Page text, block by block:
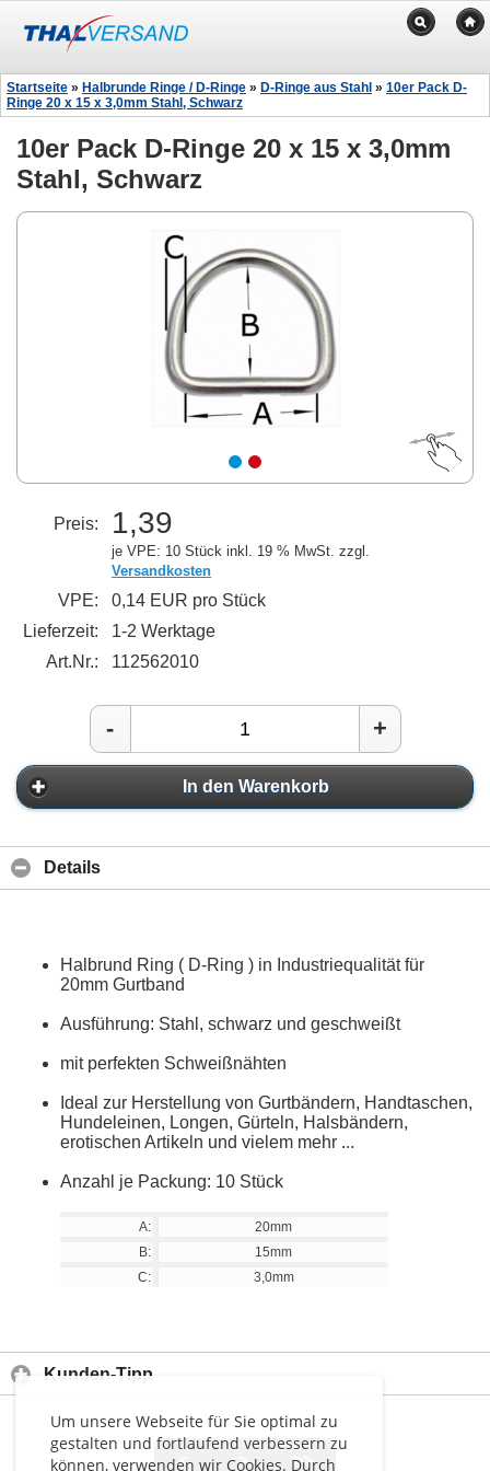
Um unsere Webseite für Sie optimal zu
gestalten und fortlaufend verbessern zu
können, verwenden wir Cookies. Durch
Startseite » Halbrunde Ringe / D-Ringe » D-Ringe aus Stahl » 10er Pack D-
Ringe 20 x 15 x 3,0mm Stahl, Schwarz
10er Pack D-Ringe 20 x 15 x 3,0mm
Stahl, Schwarz
Preis: 1,39
je VPE: 10 Stück inkl. 19 % MwSt. zzgl.
Versandkosten
VPE:
0,14 EUR pro Stück
Lieferzeit:
1-2 Werktage
Art.Nr.:
112562010
- +
In den Warenkorb
Details
Halbrund Ring ( D-Ring ) in Industriequalität für
20mm Gurtband
Ausführung: Stahl, schwarz und geschweißt
mit perfekten Schweißnähten
Ideal zur Herstellung von Gurtbändern, Handtaschen,
Hundeleinen, Longen, Gürteln, Halsbändern,
erotischen Artikeln und vielem mehr ...
Anzahl je Packung: 10 Stück
A:
20mm
B:
15mm
C:
3,0mm
Kunden-Tipp
< > >>